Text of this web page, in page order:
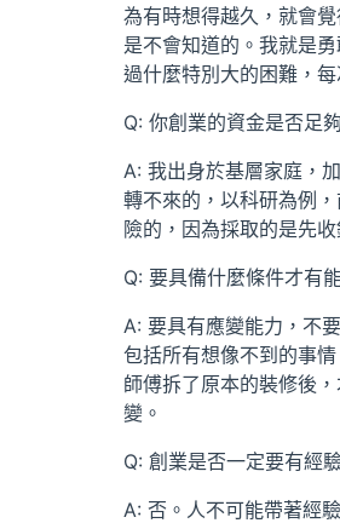
為有時想得越久，就會
是不會知道的。我就是
過什麼特別大的困難，
Q: 你創業的資金是否足
A: 我出身於基層家庭，
轉不來的，以科研為例
險的，因為採取的是先
Q: 要具備什麼條件才有
A: 要具有應變能力，不
包括所有想像不到的事
師傅拆了原本的裝修後
變。
Q: 創業是否一定要有經
A: 否。人不可能帶著經